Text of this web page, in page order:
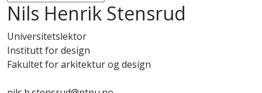
Nils Henrik Stensrud
Universitetslektor
Institutt for design
Fakultet for arkitektur og design